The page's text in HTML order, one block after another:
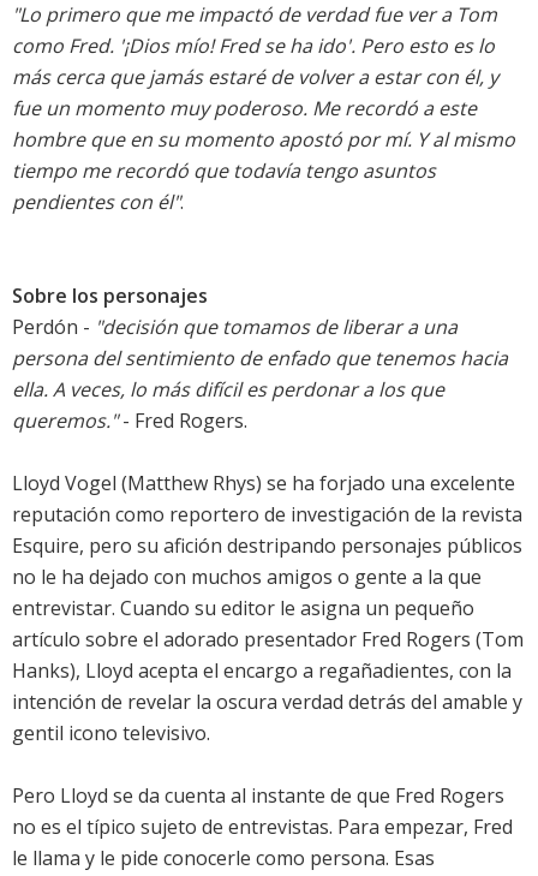
"Lo primero que me impactó de verdad fue ver a Tom
como Fred. '¡Dios mío! Fred se ha ido'. Pero esto es lo
más cerca que jamás estaré de volver a estar con él, y
fue un momento muy poderoso. Me recordó a este
hombre que en su momento apostó por mí. Y al mismo
tiempo me recordó que todavía tengo asuntos
pendientes con él".
Sobre los personajes
Perdón - "decisión que tomamos de liberar a una
persona del sentimiento de enfado que tenemos hacia
ella. A veces, lo más difícil es perdonar a los que
queremos."- Fred Rogers.
Lloyd Vogel (Matthew Rhys) se ha forjado una excelente
reputación como reportero de investigación de la revista
Esquire, pero su afición destripando personajes públicos
no le ha dejado con muchos amigos o gente a la que
entrevistar. Cuando su editor le asigna un pequeño
artículo sobre el adorado presentador Fred Rogers (Tom
Hanks), Lloyd acepta el encargo a regañadientes, con la
intención de revelar la oscura verdad detrás del amable y
gentil icono televisivo.
Pero Lloyd se da cuenta al instante de que Fred Rogers
no es el típico sujeto de entrevistas. Para empezar, Fred
le llama y le pide conocerle como persona. Esas